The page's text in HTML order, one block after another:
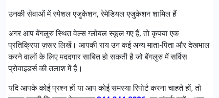
उनकी सेवाओं में स्पेशल एजुकेशन, रेमेडियल एजुकेशन शामिल हैं
अगर आप बेंगलुरु स्थित वेल्स ग्लोबल स्कूल गए हैं, तो कृपया एक
प्रतिक्रिया ज़रूर लिखें। आपकी राय उन कई अन्य माता-पिता और देखभाल
करने वालों के लिए मददगार साबित हो सकती है जो बेंगलुरु में सर्विस
प्रोवाइडर्स की तलाश में हैं।
यदि आपके कोई प्रश्न हों या आप कोई समस्या रिपोर्ट करना चाहते हों, तो
निम्नलिखित विकलांगता संबंधित सेवाएं उपलब्ध :
अटेंशन डेफिसिट (हाइपरएक्टिविटी) डिसऑर्डर (एडीडी/एडीएचडी)
ऑटिज्म स्पेक्ट्रम डिसऑर्डर (ए एस डी )
लर्निंग डिसेबिलिटीज़ (एलडी)
अंडायग्नोज्ड
years